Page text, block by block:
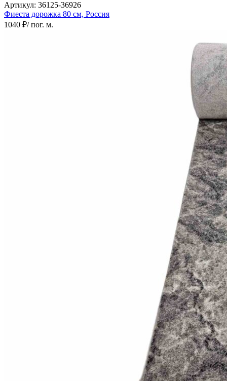
Артикул: 36125-36926
Фиеста дорожка 80 см, Россия
1040 ₽/ пог. м.